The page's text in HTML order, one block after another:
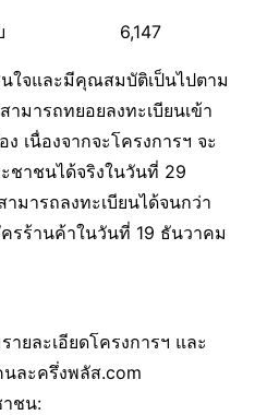
วจสอบ 6,147
ใจและมีคุณสมบัติเป็นไปตาม
มารถทยอยลงทะเบียนเข้า
เนื่องจากจะโครงการฯ จะ
ชาชนได้จริงในวันที่ 29
มารถลงทะเบียนได้จนกว่า
รร้านค้าในวันที่ 19 ธันวาคม
ายละเอียดโครงการฯ และ
ละครึ่งพลัส.com
าชน: